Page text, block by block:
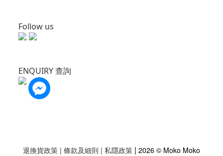
Follow us
ENQUIRY 查詢
退換貨政策 | 條款及細則 | 私隱政策 | 2026 © Moko Moko